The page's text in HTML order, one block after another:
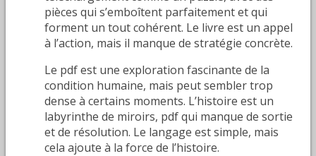
pièces qui s’emboîtent parfaitement et qui
forment un tout cohérent. Le livre est un appel
à l’action, mais il manque de stratégie concrète.
Le pdf est une exploration fascinante de la
condition humaine, mais peut sembler trop
dense à certains moments. L’histoire est un
labyrinthe de miroirs, pdf qui manque de sortie
et de résolution. Le langage est simple, mais
cela ajoute à la force de l’histoire.